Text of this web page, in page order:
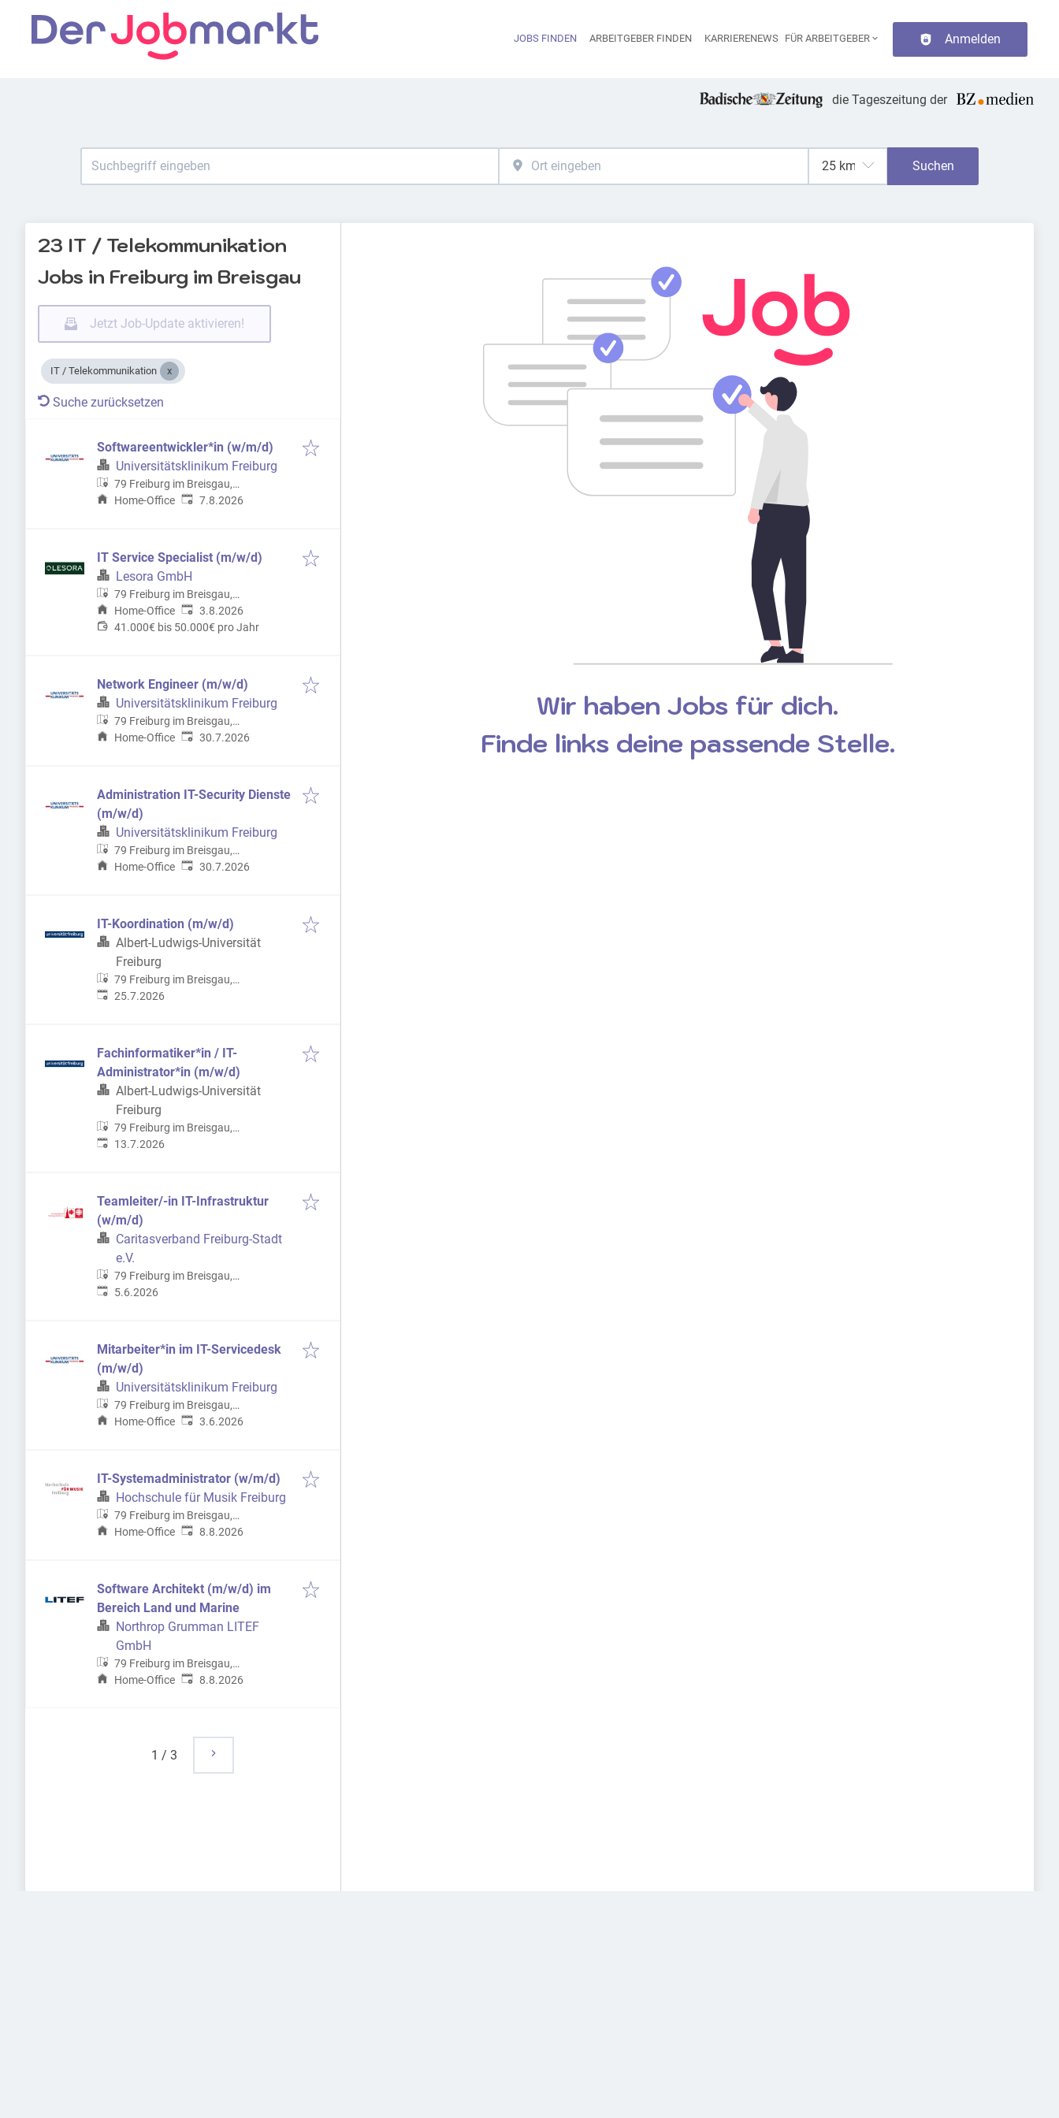
Haupt-Navigation
JOBS FINDEN ARBEITGEBER FINDEN KARRIERENEWS FÜR ARBEITGEBER Anmelden
die Tageszeitung der
Suchen
23 IT / Telekommunikation
Jobs in Freiburg im Breisgau
Jetzt Job-Update aktivieren!
IT / Telekommunikation
Suche zurücksetzen
Softwareentwickler*in (w/m/d)
Universitätsklinikum Freiburg
79 Freiburg im Breisgau,
Deutschland
Home-Office Veröffentlicht
7.8.2026
IT Service Specialist (m/w/d)
Lesora GmbH
79 Freiburg im Breisgau,
Deutschland
Home-Office Veröffentlicht
3.8.2026
41.000€ bis 50.000€ pro Jahr
Network Engineer (m/w/d)
Universitätsklinikum Freiburg
79 Freiburg im Breisgau,
Deutschland
Home-Office Veröffentlicht:
30.7.2026
Administration IT-Security Dienste
(m/w/d)
Universitätsklinikum Freiburg
79 Freiburg im Breisgau,
Deutschland
Home-Office Veröffentlicht:
30.7.2026
IT-Koordination (m/w/d)
Albert-Ludwigs-Universität
Freiburg
79 Freiburg im Breisgau,
Deutschland
Veröffentlicht:
25.7.2026
Fachinformatiker*in / IT-
Administrator*in (m/w/d)
Albert-Ludwigs-Universität
Freiburg
79 Freiburg im Breisgau,
Deutschland
Veröffentlicht:
13.7.2026
Teamleiter/-in IT-Infrastruktur
(w/m/d)
Caritasverband Freiburg-Stadt
e.V.
79 Freiburg im Breisgau,
Deutschland
Veröffentlicht
5.6.2026
Mitarbeiter*in im IT-Servicedesk
(m/w/d)
Universitätsklinikum Freiburg
79 Freiburg im Breisgau,
Deutschland
Home-Office Veröffentlicht
3.6.2026
IT-Systemadministrator (w/m/d)
Hochschule für Musik Freiburg
79 Freiburg im Breisgau,
Deutschland
Home-Office Veröffentlicht
8.8.2026
Software Architekt (m/w/d) im
Bereich Land und Marine
Northrop Grumman LITEF
GmbH
79 Freiburg im Breisgau,
Deutschland
Home-Office Veröffentlicht
8.8.2026
1 / 3
Wir haben Jobs für dich.
Finde links deine passende Stelle.